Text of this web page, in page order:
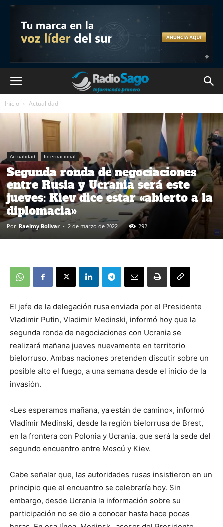
Inicio Actualidad
Actualidad Internacional
Segunda ronda de negociaciones
entre Rusia y Ucrania será este
jueves: Kiev dice estar «abierto a la
diplomacia»
Por Raelmy Bolivar - 2 de marzo de 2022 292
El jefe de la delegación rusa enviada por el Presidente
Vladimir Putin, Vladimir Medinski, informó hoy que la
segunda ronda de negociaciones con Ucrania se
realizará mañana jueves nuevamente en territorio
bielorruso. Ambas naciones pretenden discutir sobre un
posible alto el fuego, a una semana desde el inicio de la
invasión.
«Les esperamos mañana, ya están de camino», informó
Vladímir Medinski, desde la región bielorrusa de Brest,
en la frontera con Polonia y Ucrania, que será la sede del
segundo encuentro entre Moscú y Kiev.
Cabe señalar que, las autoridades rusas insistieron en un
principio que el encuentro se celebraría hoy. Sin
embargo, desde Ucrania la información sobre su
participación no se dio a conocer hasta hace pocas